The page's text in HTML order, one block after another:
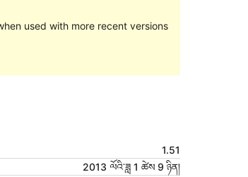
used with more recent versions
1.51
2013 ལོའི་ཟླ 1 ཚེས 9 ཉིན།